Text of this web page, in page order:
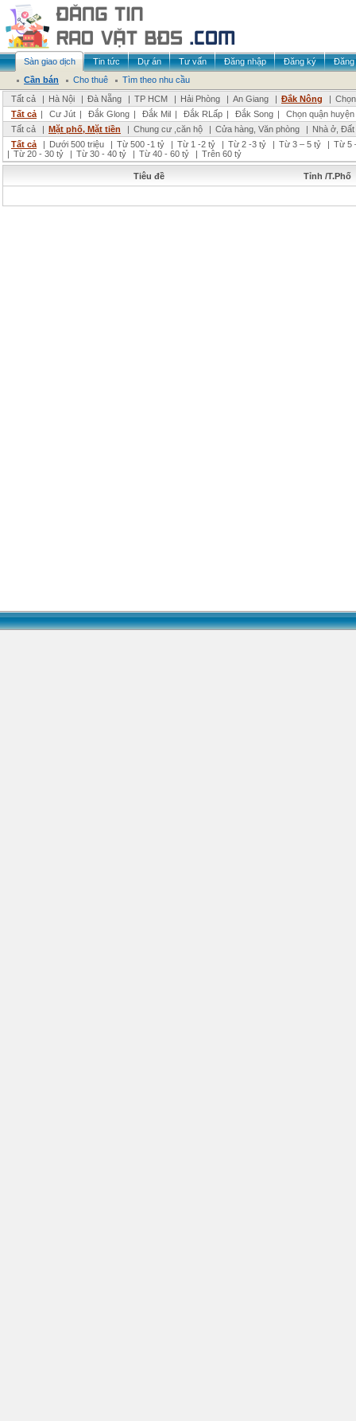
Sàn giao dịch Tin tức Dự án Tư vấn Đăng nhập Đăng ký
Đăng
Cần bán
Cho thuê
Tìm theo nhu cầu
Tất cả
| Hà Nội | Đà Nẵng | TP HCM | Hải Phòng | An Giang | Đắk Nông |
Tất cả | Cư Jút | Đắk Glong | Đắk Mil | Đắk RLấp | Đắk Song |
Chọn quận
Tất cả
| Mặt phố, Mặt tiền | Chung cư ,căn hộ | Cửa hàng, Văn phòng | Nhà ở,
Tất cả
| Dưới 500 triệu | Từ 500 -1 tỷ | Từ 1 -2 tỷ | Từ 2 -3 tỷ | Từ 3 – 5 tỷ | Từ 5
| Từ 20 - 30 tỷ | Từ 30 - 40 tỷ | Từ 40 - 60 tỷ | Trên 60 tỷ
Tiêu đề Tỉnh /T.Phố